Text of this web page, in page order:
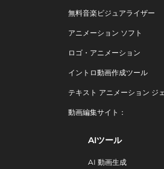
無料音楽ビジュアライザー
アニメーション ソフト
ロゴ・アニメーション
イントロ動画作成ツール
テキスト アニメーション ジ
動画編集サイト：
AIツール
AI 動画生成